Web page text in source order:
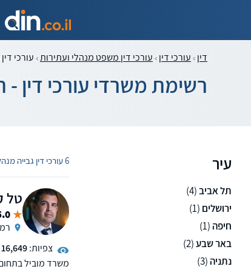
דין עורכי דין עורכי דין משפט מנהלי ועתירות עורכי
רשימת משרדי עורכי דין -
עיר
תל אביב(4)
ירושלים (1)
חיפה (1)
באר שבע(2)
נתניה (3)
6 עורכי דין גבייה מנהלית
טל
צפיות:16,649
משרד מוביל